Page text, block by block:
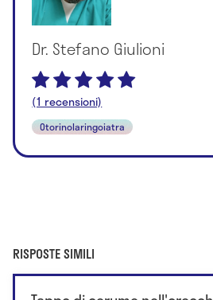
Dr. Stefano Giulioni
(1 recensioni)
Otorinolaringoiatra
RISPOSTE SIMILI